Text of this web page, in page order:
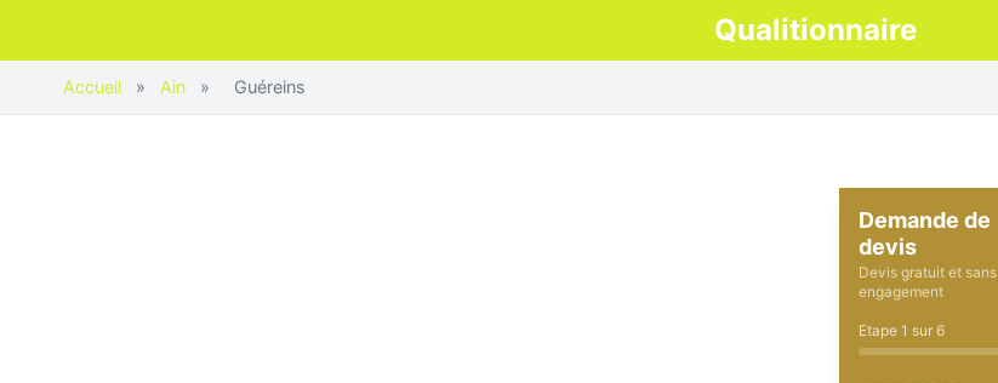
Qualitionnaire
Accueil » Ain » Guéreins
Demande de
devis
Devis gratuit et sans
engagement
Etape 1 sur 6